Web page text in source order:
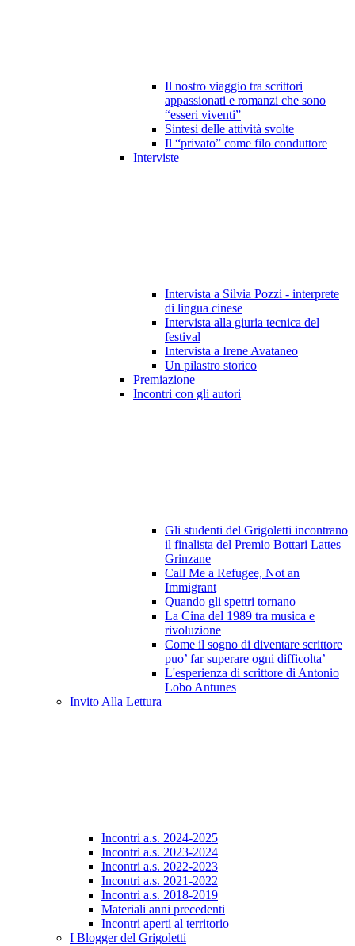
Il nostro viaggio tra scrittori
appassionati e romanzi che sono
“esseri viventi”
Sintesi delle attività svolte
Il “privato” come filo conduttore
Interviste
Intervista a Silvia Pozzi - interprete
di lingua cinese
Intervista alla giuria tecnica del
festival
Intervista a Irene Avataneo
Un pilastro storico
Premiazione
Incontri con gli autori
Gli studenti del Grigoletti incontrano
il finalista del Premio Bottari Lattes
Grinzane
Call Me a Refugee, Not an
Immigrant
Quando gli spettri tornano
La Cina del 1989 tra musica e
rivoluzione
Come il sogno di diventare scrittore
puo’ far superare ogni difficolta’
L'esperienza di scrittore di Antonio
Lobo Antunes
Invito Alla Lettura
Incontri a.s. 2024-2025
Incontri a.s. 2023-2024
Incontri a.s. 2022-2023
Incontri a.s. 2021-2022
Incontri a.s. 2018-2019
Materiali anni precedenti
Incontri aperti al territorio
I Blogger del Grigoletti